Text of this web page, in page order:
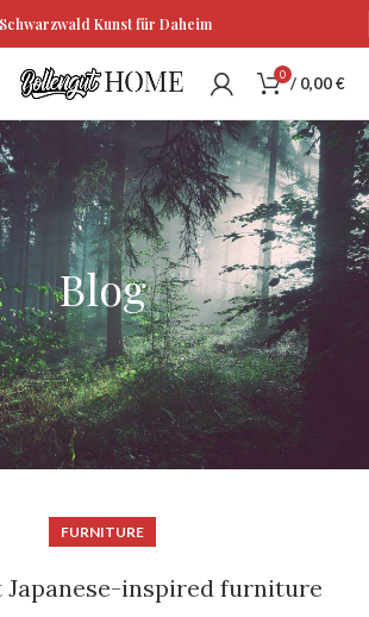
0 / 0,00€
Blog
FURNITURE
inspired furniture
Schwarzwald Kunst für Daheim